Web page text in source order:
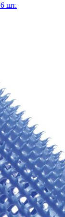
шт.